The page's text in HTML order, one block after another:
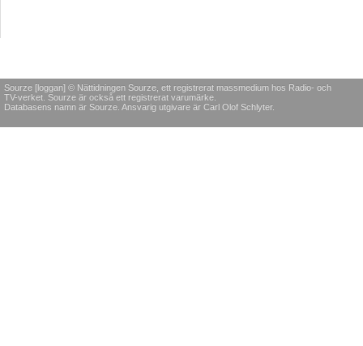
Sourze [loggan] © Nättidningen Sourze, ett registrerat massmedium hos Radio- och
TV-verket. Sourze är också ett registrerat varumärke.
Databasens namn är Sourze. Ansvarig utgivare är Carl Olof Schlyter.